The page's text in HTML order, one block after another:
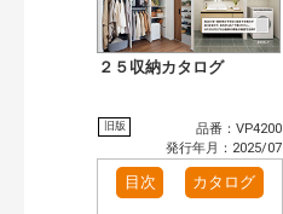
２５収納カタログ
旧版
品番：VP4200
発行年月：2025/07
目次 カタログ